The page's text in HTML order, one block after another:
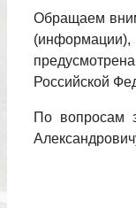
Обращаем
Российской
По вопросам